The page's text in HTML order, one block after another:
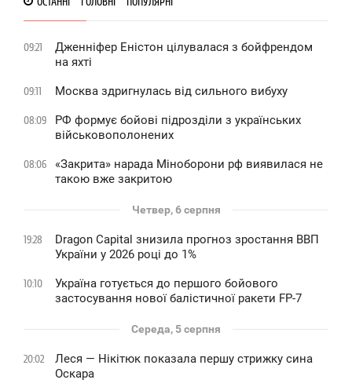
09:21
Дженніфер Еністон цілувалася з бойфрендом
на яхті
09:11 Москва здригнулась від сильного вибуху
08:09
РФ формує бойові підрозділи з українських
військовополонених
08:06
«Закрита» нарада Міноборони рф виявилася не
такою вже закритою
Четвер, 6 серпня
19:28
Dragon Capital знизила прогноз зростання ВВП
України у 2026 році до 1%
10:10
Україна готується до першого бойового
застосування нової балістичної ракети FP-7
Середа, 5 серпня
20:02
Леся — Нікітюк показала першу стрижку сина
Оскара